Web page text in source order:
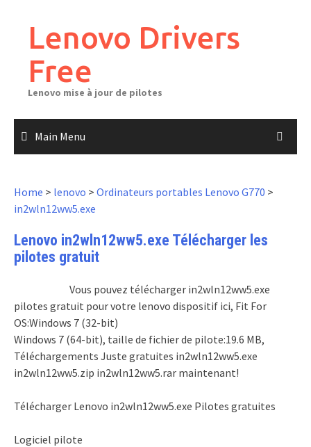
contentLenovo Drivers
Free
Lenovo mise à jour de pilotes
Main Menu
Home > lenovo > Ordinateurs portables Lenovo G770 >
in2wln12ww5.exe
Lenovo in2wln12ww5.exe Télécharger les
pilotes gratuit
Vous pouvez télécharger in2wln12ww5.exe
pilotes gratuit pour votre lenovo dispositif ici, Fit For
OS:Windows 7 (32-bit)
Windows 7 (64-bit), taille de fichier de pilote:19.6 MB,
Téléchargements Juste gratuites in2wln12ww5.exe
in2wln12ww5.zip in2wln12ww5.rar maintenant!
Télécharger Lenovo in2wln12ww5.exe Pilotes gratuites
Logiciel pilote